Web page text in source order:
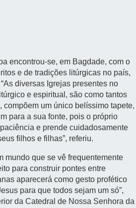
encontrou-se, em Bagdade, com o
e de tradições litúrgicas no país,
diversas Igrejas presentes no
e espiritual, são como tantos
um único belíssimo tapete,
para a sua fonte, pois o próprio
e prende cuidadosamente
filhos e filhas”, referiu.
mundo que se vê frequentemente
para construir pontes entre
aparecerá como gesto profético
para que todos sejam um só”,
da Catedral de Nossa Senhora da